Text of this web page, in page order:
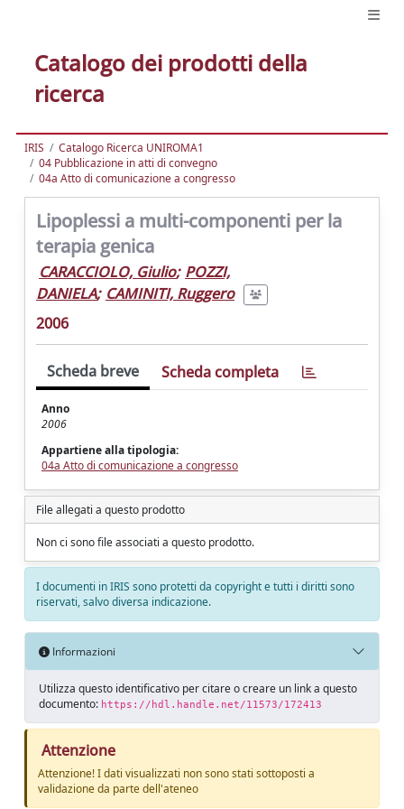
Catalogo dei prodotti della
ricerca
IRIS
Catalogo Ricerca UNIROMA1
04 Pubblicazione in atti di convegno
04a Atto di comunicazione a congresso
Lipoplessi a multi-componenti per la
terapia genica
CARACCIOLO, Giulio; POZZI,
DANIELA; CAMINITI, Ruggero
2006
Scheda breve Scheda completa
Anno
2006
Appartiene alla tipologia:
04a Atto di comunicazione a congresso
File allegati a questo prodotto
Non ci sono file associati a questo prodotto.
I documenti in IRIS sono protetti da copyright e tutti i diritti sono
riservati, salvo diversa indicazione.
Informazioni
Utilizza questo identificativo per citare o creare un link a questo
documento: https://hdl.handle.net/11573/172413
Attenzione
Attenzione! I dati visualizzati non sono stati sottoposti a
validazione da parte dell'ateneo